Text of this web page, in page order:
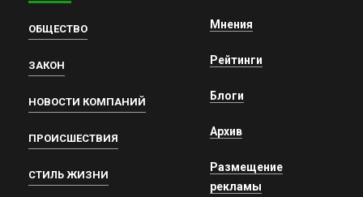
ОБЩЕСТВО
ЗАКОН
НОВОСТИ КОМПАНИЙ
ПРОИСШЕСТВИЯ
СТИЛЬ ЖИЗНИ
Мнения
Рейтинги
Блоги
Архив
Размещение
рекламы